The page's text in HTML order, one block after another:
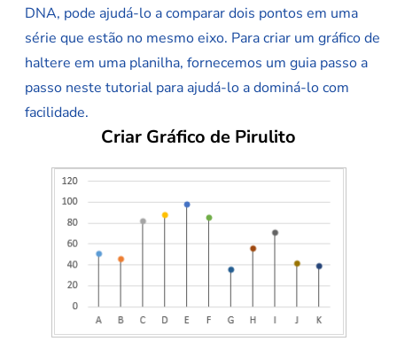
DNA, pode ajudá-lo a comparar dois pontos em uma
série que estão no mesmo eixo. Para criar um gráfico de
haltere em uma planilha, fornecemos um guia passo a
passo neste tutorial para ajudá-lo a dominá-lo com
facilidade.
Criar Gráfico de Pirulito